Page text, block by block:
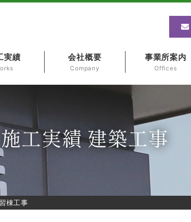
実績 会社概要
Company
事業所案内
Offices
施工実績 建築工事
棟工事